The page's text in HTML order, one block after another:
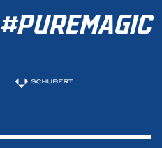
#PUREMAGIC